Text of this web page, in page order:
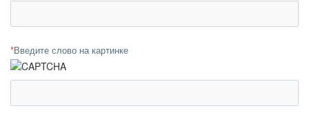
*Введите слово на картинке